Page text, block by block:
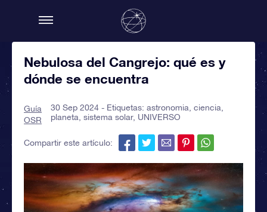
Nebulosa del Cangrejo: qué es y
dónde se encuentra
Guía
OSR
30 Sep 2024 - Etiquetas:astronomia ,ciencia
planeta ,sistema solar, UNIVERSO
Compartir este artículo: